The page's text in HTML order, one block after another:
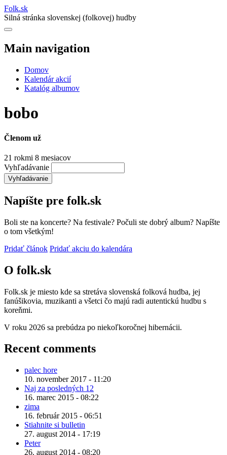
Folk.sk
Silná stránka slovenskej (folkovej) hudby
Main navigation
Domov
Kalendár akcií
Katalóg albumov
bobo
Členom už
21 rokmi 8 mesiacov
Vyhľadávanie
Napíšte pre folk.sk
Boli ste na koncerte? Na festivale? Počuli ste dobrý album? Napíšte
o tom všetkým!
Pridať článok Pridať akciu do kalendára
O folk.sk
Folk.sk je miesto kde sa stretáva slovenská folková hudba, jej
fanúšikovia, muzikanti a všetci čo majú radi autentickú hudbu s
koreňmi.
V roku 2026 sa prebúdza po niekoľkoročnej hibernácii.
Recent comments
palec hore
10. november 2017 - 11:20
Naj za posledných 12
16. marec 2015 - 08:22
zima
16. február 2015 - 06:51
Stiahnite si bulletin
27. august 2014 - 17:19
Peter
26. august 2014 - 08:20